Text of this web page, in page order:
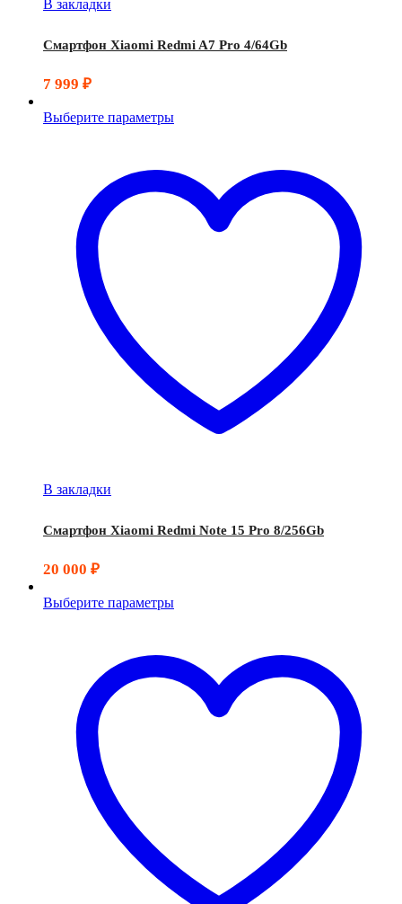
В закладки
Смартфон Xiaomi Redmi A7 Pro 4/64Gb
7 999 ₽
Выберите параметры
В закладки
Смартфон Xiaomi Redmi Note 15 Pro 8/256Gb
20 000 ₽
Выберите параметры